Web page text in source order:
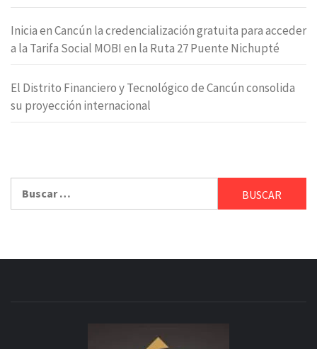
Inicia en Cancún la credencialización gratuita para acceder
a la Tarifa Social MOBI en la Ruta 27 Puente Nichupté
El Distrito Financiero y Tecnológico de Cancún consolida
su proyección internacional